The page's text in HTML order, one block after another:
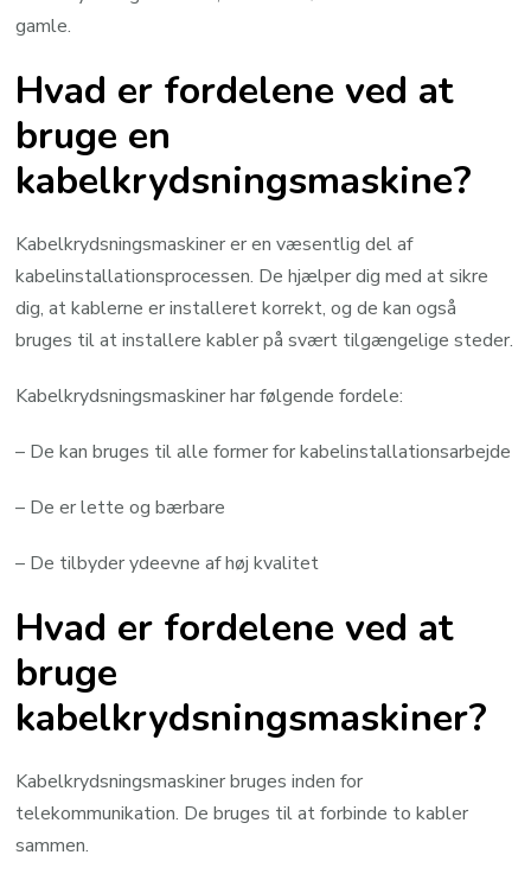
gamle.
Hvad er fordelene ved at
bruge en
kabelkrydsningsmaskine?
Kabelkrydsningsmaskiner er en væsentlig del af
kabelinstallationsprocessen. De hjælper dig med at sikre
dig, at kablerne er installeret korrekt, og de kan også
bruges til at installere kabler på svært tilgængelige steder.
Kabelkrydsningsmaskiner har følgende fordele:
– De kan bruges til alle former for kabelinstallationsarbejde
– De er lette og bærbare
– De tilbyder ydeevne af høj kvalitet
Hvad er fordelene ved at
bruge
kabelkrydsningsmaskiner?
Kabelkrydsningsmaskiner bruges inden for
telekommunikation. De bruges til at forbinde to kabler
sammen.